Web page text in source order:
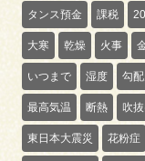
タンス預金 課税
大寒 乾燥 火事
いつまで 湿度 勾
最高気温 断熱 吹
東日本大震災 花粉症